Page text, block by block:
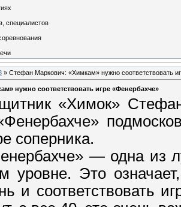
специалистов
» Стефан Маркович: «Химкам» нужно соответствовать
нужно соответствовать игре «Фенербахче»
«Химок»
соперника.
— одна из
уровне. Это
и соответствовать